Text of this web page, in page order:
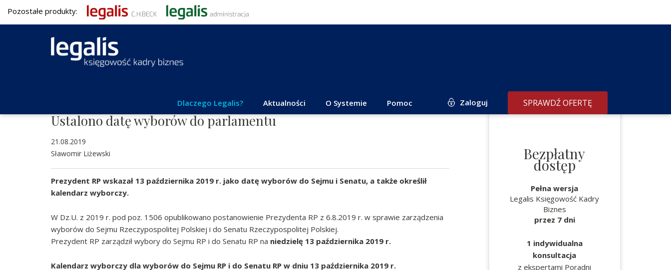
Pozostałe produkty:
Dlaczego Legalis? Aktualności O Systemie Pomoc Zaloguj SPRAWDŹ OFERTĘ
Ustalono datę wyborów do parlamentu
21.08.2019
Sławomir Liżewski
Prezydent RP wskazał 13 października 2019 r. jako datę wyborów do Sejmu i Senatu, a także określił
kalendarz wyborczy.
W Dz.U. z 2019 r. pod poz. 1506 opublikowano postanowienie Prezydenta RP z 6.8.2019 r. w sprawie zarządzenia
wyborów do Sejmu Rzeczypospolitej Polskiej i do Senatu Rzeczypospolitej Polskiej.
Prezydent RP zarządził wybory do Sejmu RP i do Senatu RP na niedzielę 13 października 2019 r.
Kalendarz wyborczy dla wyborów do Sejmu RP i do Senatu RP w dniu 13 października 2019 r.
Bezpłatny
dostęp
Pełna wersja
Legalis Księgowość Kadry
Biznes
przez 7 dni
1 indywidualna
konsultacja
z ekspertami Poradni